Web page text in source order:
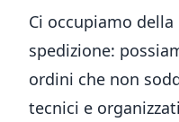
Ci occupiamo
spedizione:
ordini che non
tecnici e